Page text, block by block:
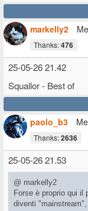
markelly2
Thanks:476
25-05-26 21.42
Squallor - Best of
paolo_b3
Thanks:2636
25-05-26 21.53
@ markelly2
Forse è proprio qui il
diventi